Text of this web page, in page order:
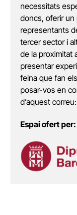
necessitats
doncs, oferir un
representants
tercer sector i
de la proximitat
presentar
feina que fan
posar-vos en
d’aquest correu:
Espai ofert per: